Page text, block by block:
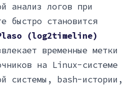
анализ логов при
быстро становится
(log2timeline)
временные метки
на Linux-системе
системы, bash-истории,